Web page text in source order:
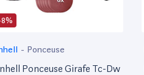
- Ponceuse
Ponceuse Girafe Tc-Dw